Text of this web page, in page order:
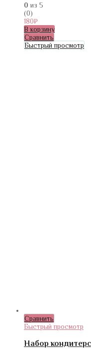
0 из 5
(0)
180₽
В корзину
Сравнить
Быстрый просмотр
Сравнить
Быстрый просмотр
Набор